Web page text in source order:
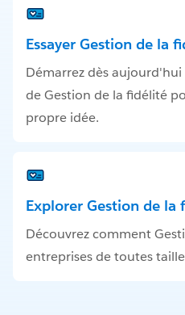
Essayer Gestion de la
Démarrez dès
de Gestion de la fidélité
propre idée.
Explorer Gestion de la
Découvrez comment
entreprises de toutes